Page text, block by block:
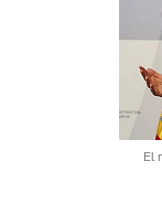
El